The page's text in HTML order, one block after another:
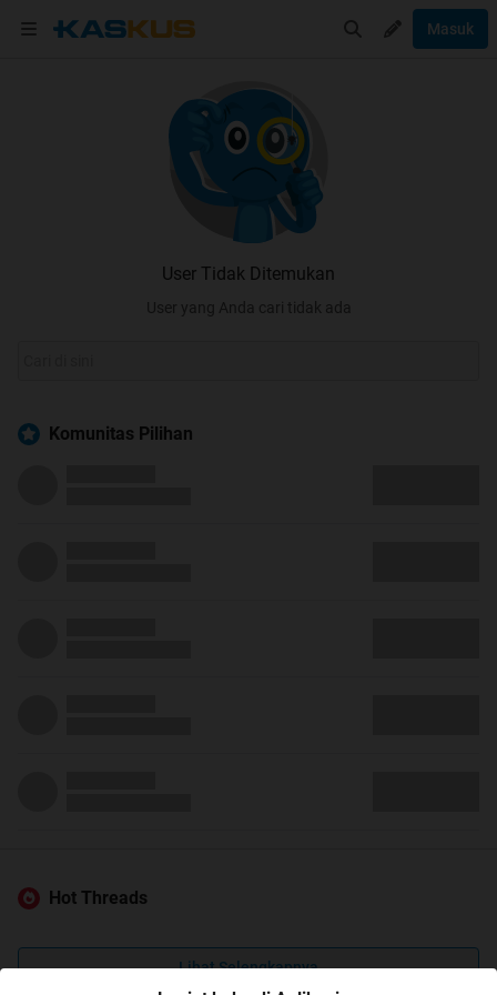
Masuk
User Tidak Ditemukan
User yang Anda cari tidak ada
Komunitas Pilihan
Hot Threads
Lihat Selengkapnya